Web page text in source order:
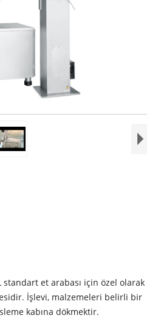
standart et arabası için özel olarak
İşlevi, malzemeleri belirli bir
kabına dökmektir.